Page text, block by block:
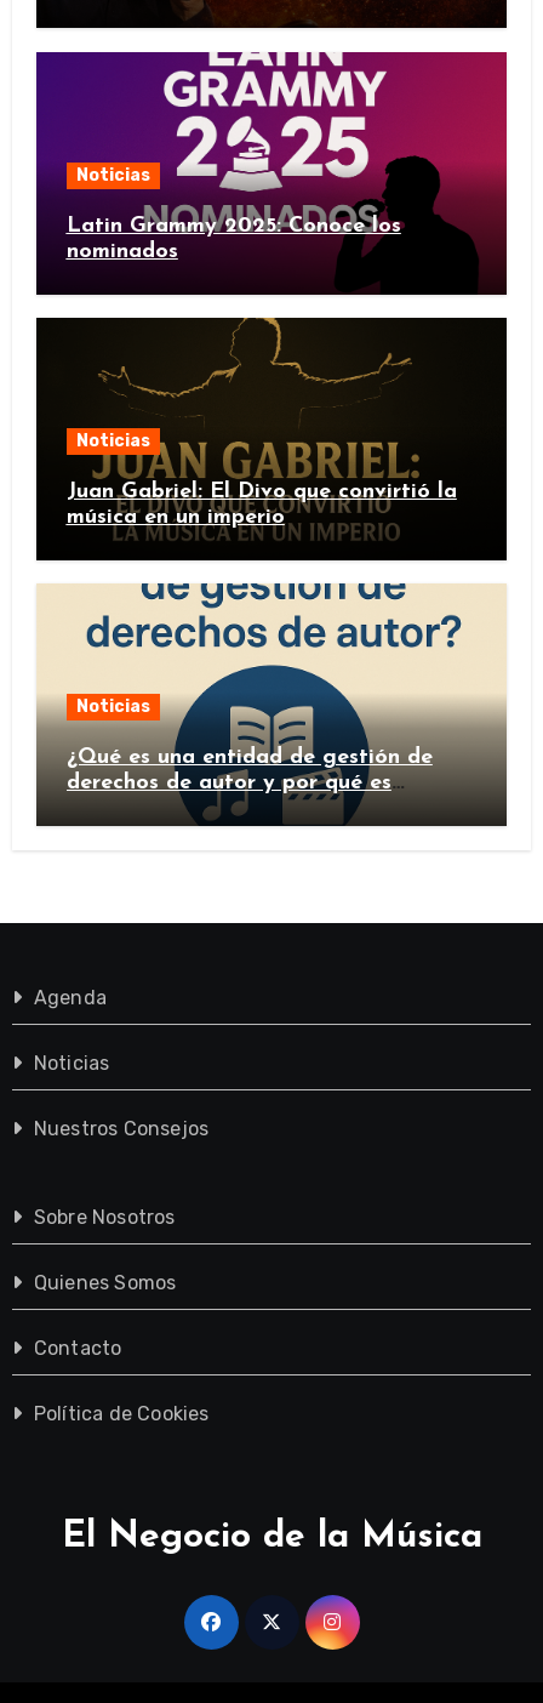
Noticias
Latin Grammy 2025: Conoce los
nominados
Noticias
Juan Gabriel: El Divo que convirtió la
música en un imperio
Noticias
¿Qué es una entidad de gestión de
derechos de autor y por qué es
importante?
Agenda
Noticias
Nuestros Consejos
Sobre Nosotros
Quienes Somos
Contacto
Política de Cookies
El Negocio de la Música